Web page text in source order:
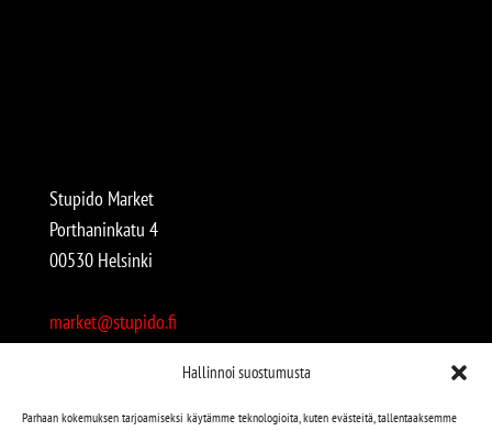
Hallinnoi suostumusta
Parhaan kokemuksen tarjoamiseksi käytämme teknologioita, kuten evästeitä, tallentaaksemme
Stupido Market
Porthaninkatu 4
00530 Helsinki
market@stupido.fi
Avoinna: